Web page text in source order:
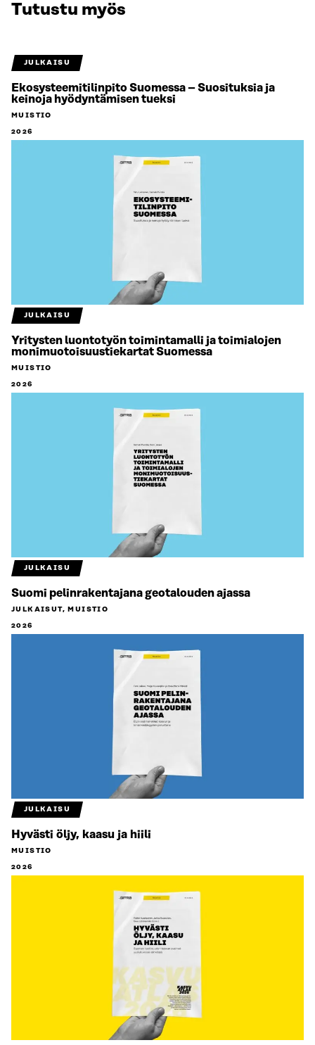
Tutustu myös
JULKAISU
Ekosysteemitilinpito Suomessa – Suosituksia ja
keinoja hyödyntämisen tueksi
MUISTIO
2026
JULKAISU
Yritysten luontotyön toimintamalli ja toimialojen
monimuotoisuustiekartat Suomessa
MUISTIO
2026
JULKAISU
Suomi pelinrakentajana geotalouden ajassa
JULKAISUT, MUISTIO
2026
JULKAISU
Hyvästi öljy, kaasu ja hiili
MUISTIO
2026